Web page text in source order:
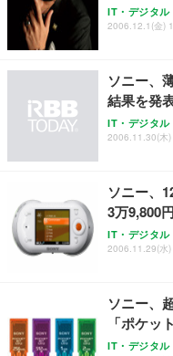
SIHOO
Sezlife オフ
ワーク チェ
ョン PCチ
務用 おし
Sezlife オフ
ワーク チェ
ョン PCチ
務用 おし
ANDWINT
ッシュ 通気
EIZO ビジ
EV2740X-
￥109,572
【純正品】
フック付き
【整備済み
ー フルHD
【
HOOTER
Amazonベ
ネオ・ルー
Smart
限定】
アイリスオ
IT・デジタル
2006.12.1(金)
ソニー、
結果を発
IT・デジタル
2006.11.30(木
ソニー、
3万9,800
IT・デジタル
2006.11.29(水
ソニー、
「ポケッ
IT・デジタル